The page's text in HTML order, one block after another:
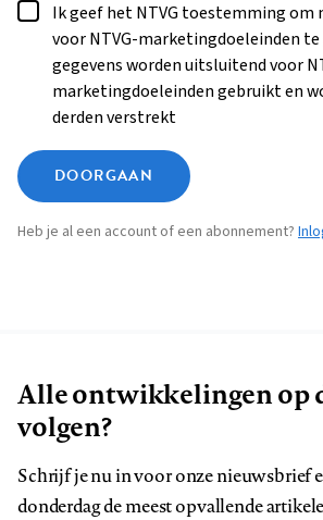
Ik geef het NTVG toestemming
voor NTVG-marketingdoeleinden te
gegevens worden uitsluitend voor
marketingdoeleinden gebruikt en
derden verstrekt
DOORGAAN
Heb je al een account of een abonnement?
Alle ontwikkelingen op
volgen?
Schrijf je nu in voor onze nieuwsbrief
donderdag de meest opvallende